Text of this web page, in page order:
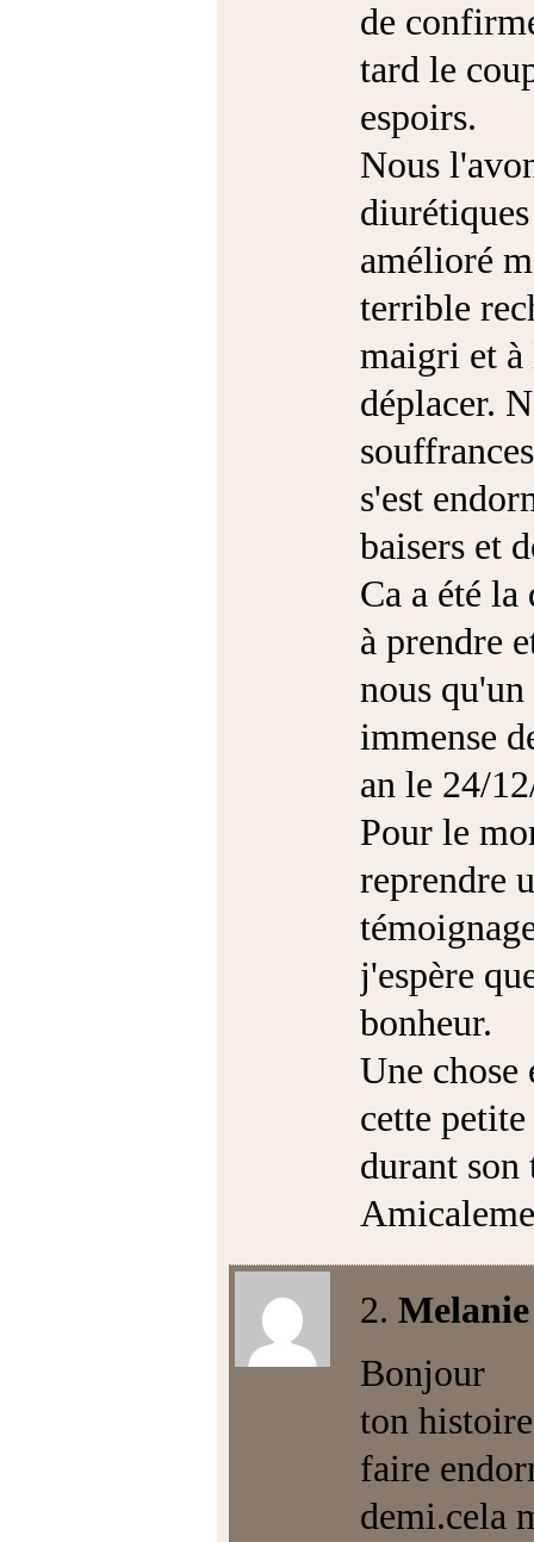
de
tard le
espoirs.
Nous
amélioré
terrible
maigri et
déplacer.
s'est
baisers et
Ca a été
à prendre
nous
immense
an le 24/
Pour le
reprendre
j'espère
bonheur.
Une chose
cette
durant son
2. Melanie
Bonjour
ton
faire
demi.cela